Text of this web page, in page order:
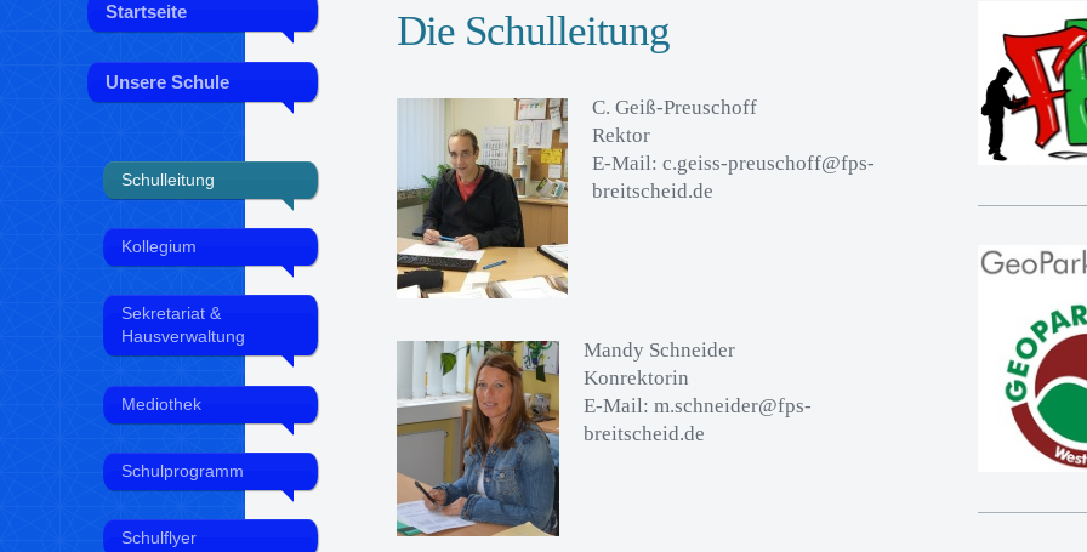
Startseite
Unsere Schule
Schulleitung
Kollegium
Sekretariat &
Hausverwaltung
Mediothek
Schulprogramm
Schulflyer
Die Schulleitung
C. Geiß-Preuschoff
Rektor
E-Mail: c.geiss-preuschoff@fps-
breitscheid.de
Mandy Schneider
Konrektorin
E-Mail: m.schneider@fps-
breitscheid.de